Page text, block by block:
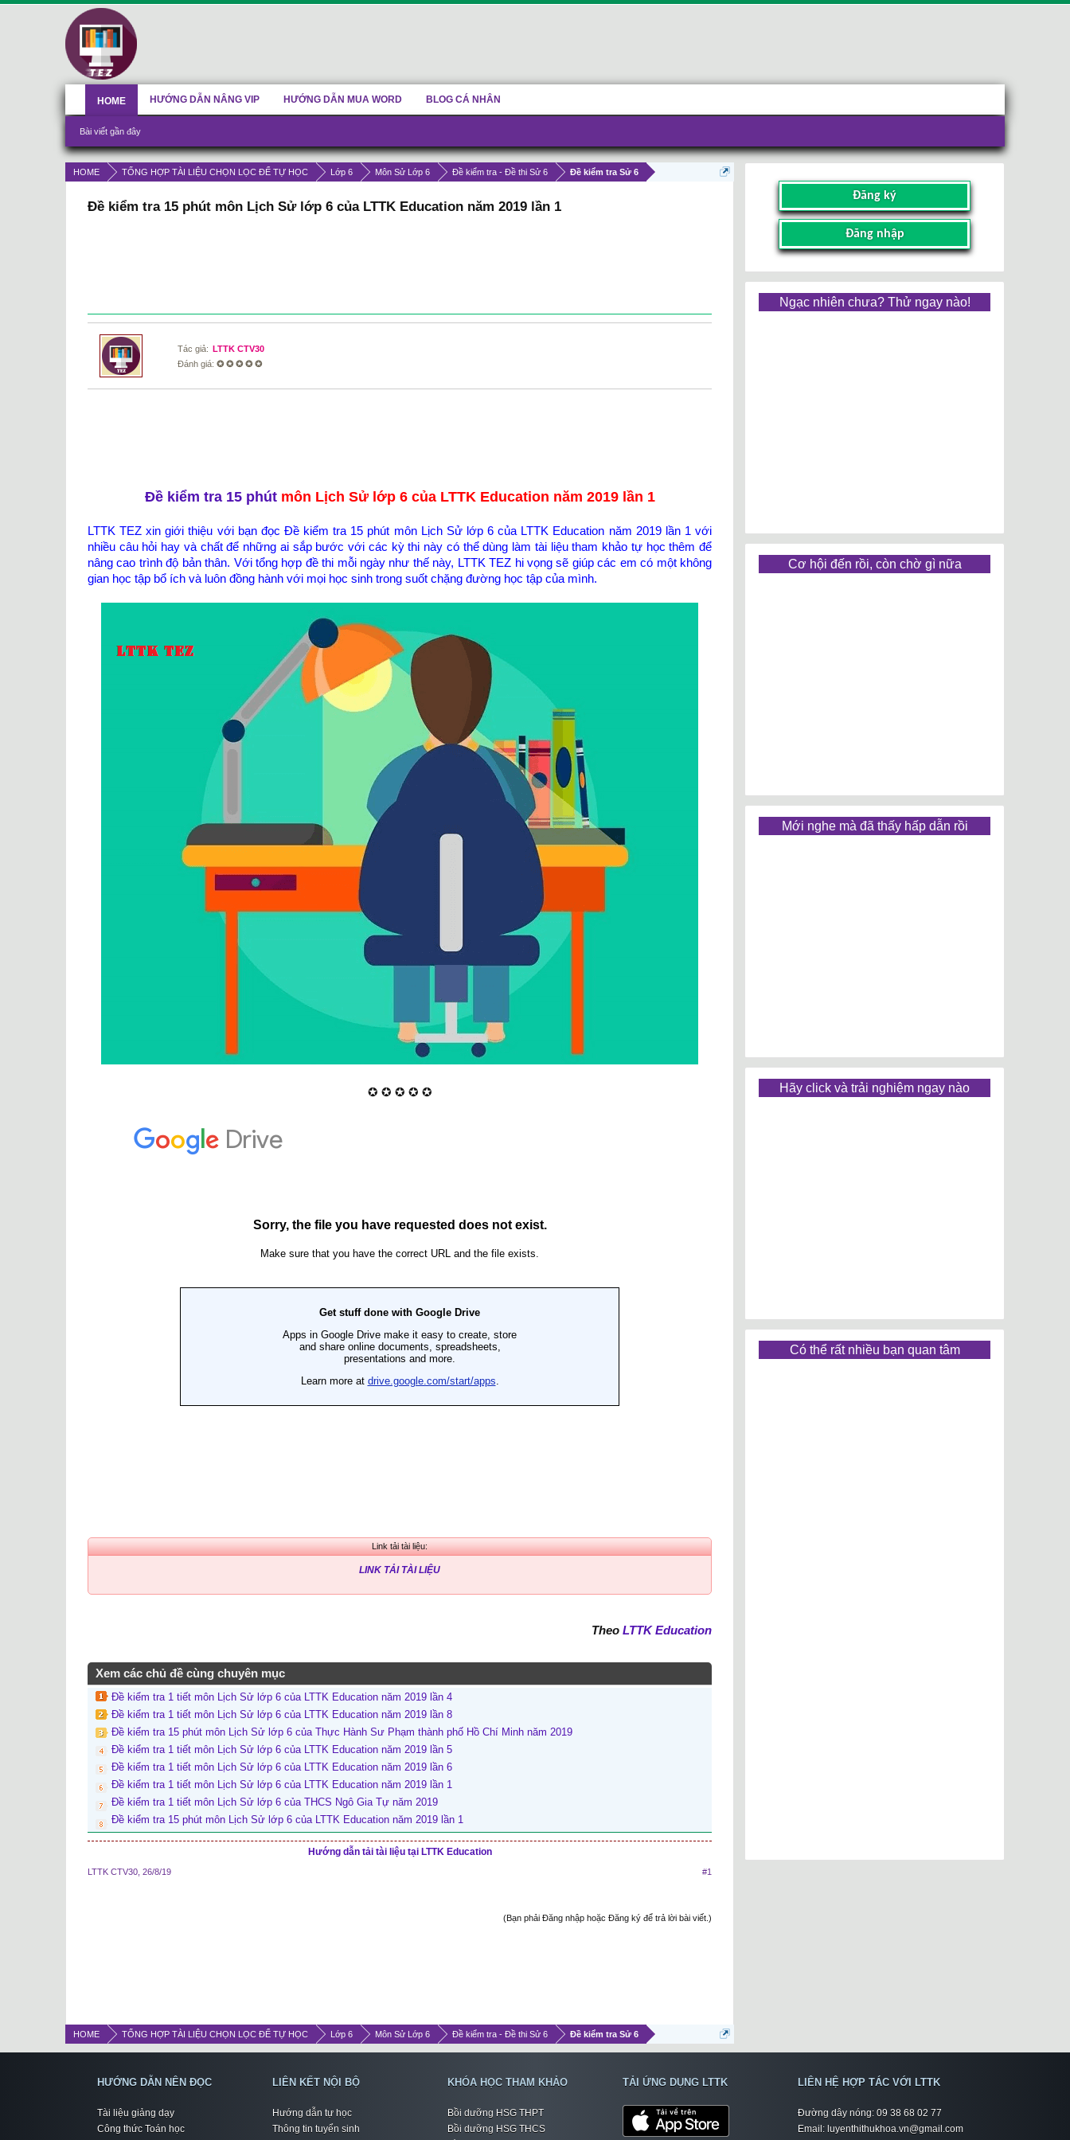
HOME TỔNG HỢP TÀI LIỆU CHỌN LỌC ĐỂ TỰ HỌC Lớp 6 Môn Sử Lớp 6 Đề kiểm tra - Đề thi Sử 6 Đề kiểm tra Sử 6
Đề kiểm tra 15 phút môn Lịch Sử lớp 6 của LTTK Education năm 2019 lần 1
Tác giả: LTTK CTV30
Đánh giá: ✪ ✪ ✪ ✪ ✪
Đề kiểm tra 15 phútmôn Lịch Sử lớp 6 của LTTK Education năm 2019 lần 1
LTTK TEZ xin giới thiệu với bạn đọc Đề kiểm tra 15 phút môn Lịch Sử lớp 6 của LTTK Education năm 2019 lần 1 với
nhiều câu hỏi hay và chất để những ai sắp bước với các kỳ thi này có thể dùng làm tài liệu tham khảo tự học thêm để
nâng cao trình độ bản thân. Với tổng hợp đề thi mỗi ngày như thế này, LTTK TEZ hi vọng sẽ giúp các em có một không
gian học tập bổ ích và luôn đồng hành với mọi học sinh trong suốt chặng đường học tập của mình.
✪ ✪ ✪ ✪ ✪
Link tải tài liệu:
LINK TẢI TÀI LIỆU
Theo LTTK Education
Xem các chủ đề cùng chuyên mục
Đề kiểm tra 1 tiết môn Lịch Sử lớp 6 của LTTK Education năm 2019 lần 4
Đề kiểm tra 1 tiết môn Lịch Sử lớp 6 của LTTK Education năm 2019 lần 8
Đề kiểm tra 15 phút môn Lịch Sử lớp 6 của Thực Hành Sư Phạm thành phố Hồ Chí Minh năm 2019
Đề kiểm tra 1 tiết môn Lịch Sử lớp 6 của LTTK Education năm 2019 lần 5
Đề kiểm tra 1 tiết môn Lịch Sử lớp 6 của LTTK Education năm 2019 lần 6
Đề kiểm tra 1 tiết môn Lịch Sử lớp 6 của LTTK Education năm 2019 lần 1
Đề kiểm tra 1 tiết môn Lịch Sử lớp 6 của THCS Ngô Gia Tự năm 2019
Đề kiểm tra 15 phút môn Lịch Sử lớp 6 của LTTK Education năm 2019 lần 1
Hướng dẫn tải tài liệu tại LTTK Education
LTTK CTV30 26/8/19 #1
(Bạn phải Đăng nhập hoặc Đăng ký để trả lời bài viết.)
HOME TỔNG HỢP TÀI LIỆU CHỌN LỌC ĐỂ TỰ HỌC Lớp 6 Môn Sử Lớp 6 Đề kiểm tra - Đề thi Sử 6 Đề kiểm tra Sử 6
Đăng ký
Đăng nhập
Ngạc nhiên chưa? Thử ngay nào!
Cơ hội đến rồi, còn chờ gì nữa
Mới nghe mà đã thấy hấp dẫn rồi
Hãy click và trải nghiệm ngay nào
Có thể rất nhiều bạn quan tâm
HOME
Bài viết gần đây
HƯỚNG DẪN NÂNG VIP HƯỚNG DẪN MUA WORD BLOG CÁ NHÂN
HƯỚNG DẪN NÊN ĐỌC
Tài liệu giảng dạy
Công thức Toán học
LIÊN KẾT NỘI BỘ
Hướng dẫn tự học
Thông tin tuyển sinh
KHÓA HỌC THAM KHẢO
Bồi dưỡng HSG THPT
Bồi dưỡng HSG THCS
TẢI ỨNG DỤNG LTTK LIÊN HỆ HỢP TÁC VỚI LTTK
Đường dây nóng: 09 38 68 02 77
Email: luyenthithukhoa.vn@gmail.com